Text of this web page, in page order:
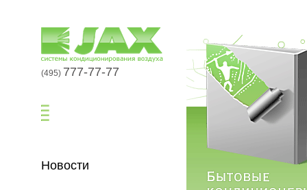
(495) 777-77-77
Новости